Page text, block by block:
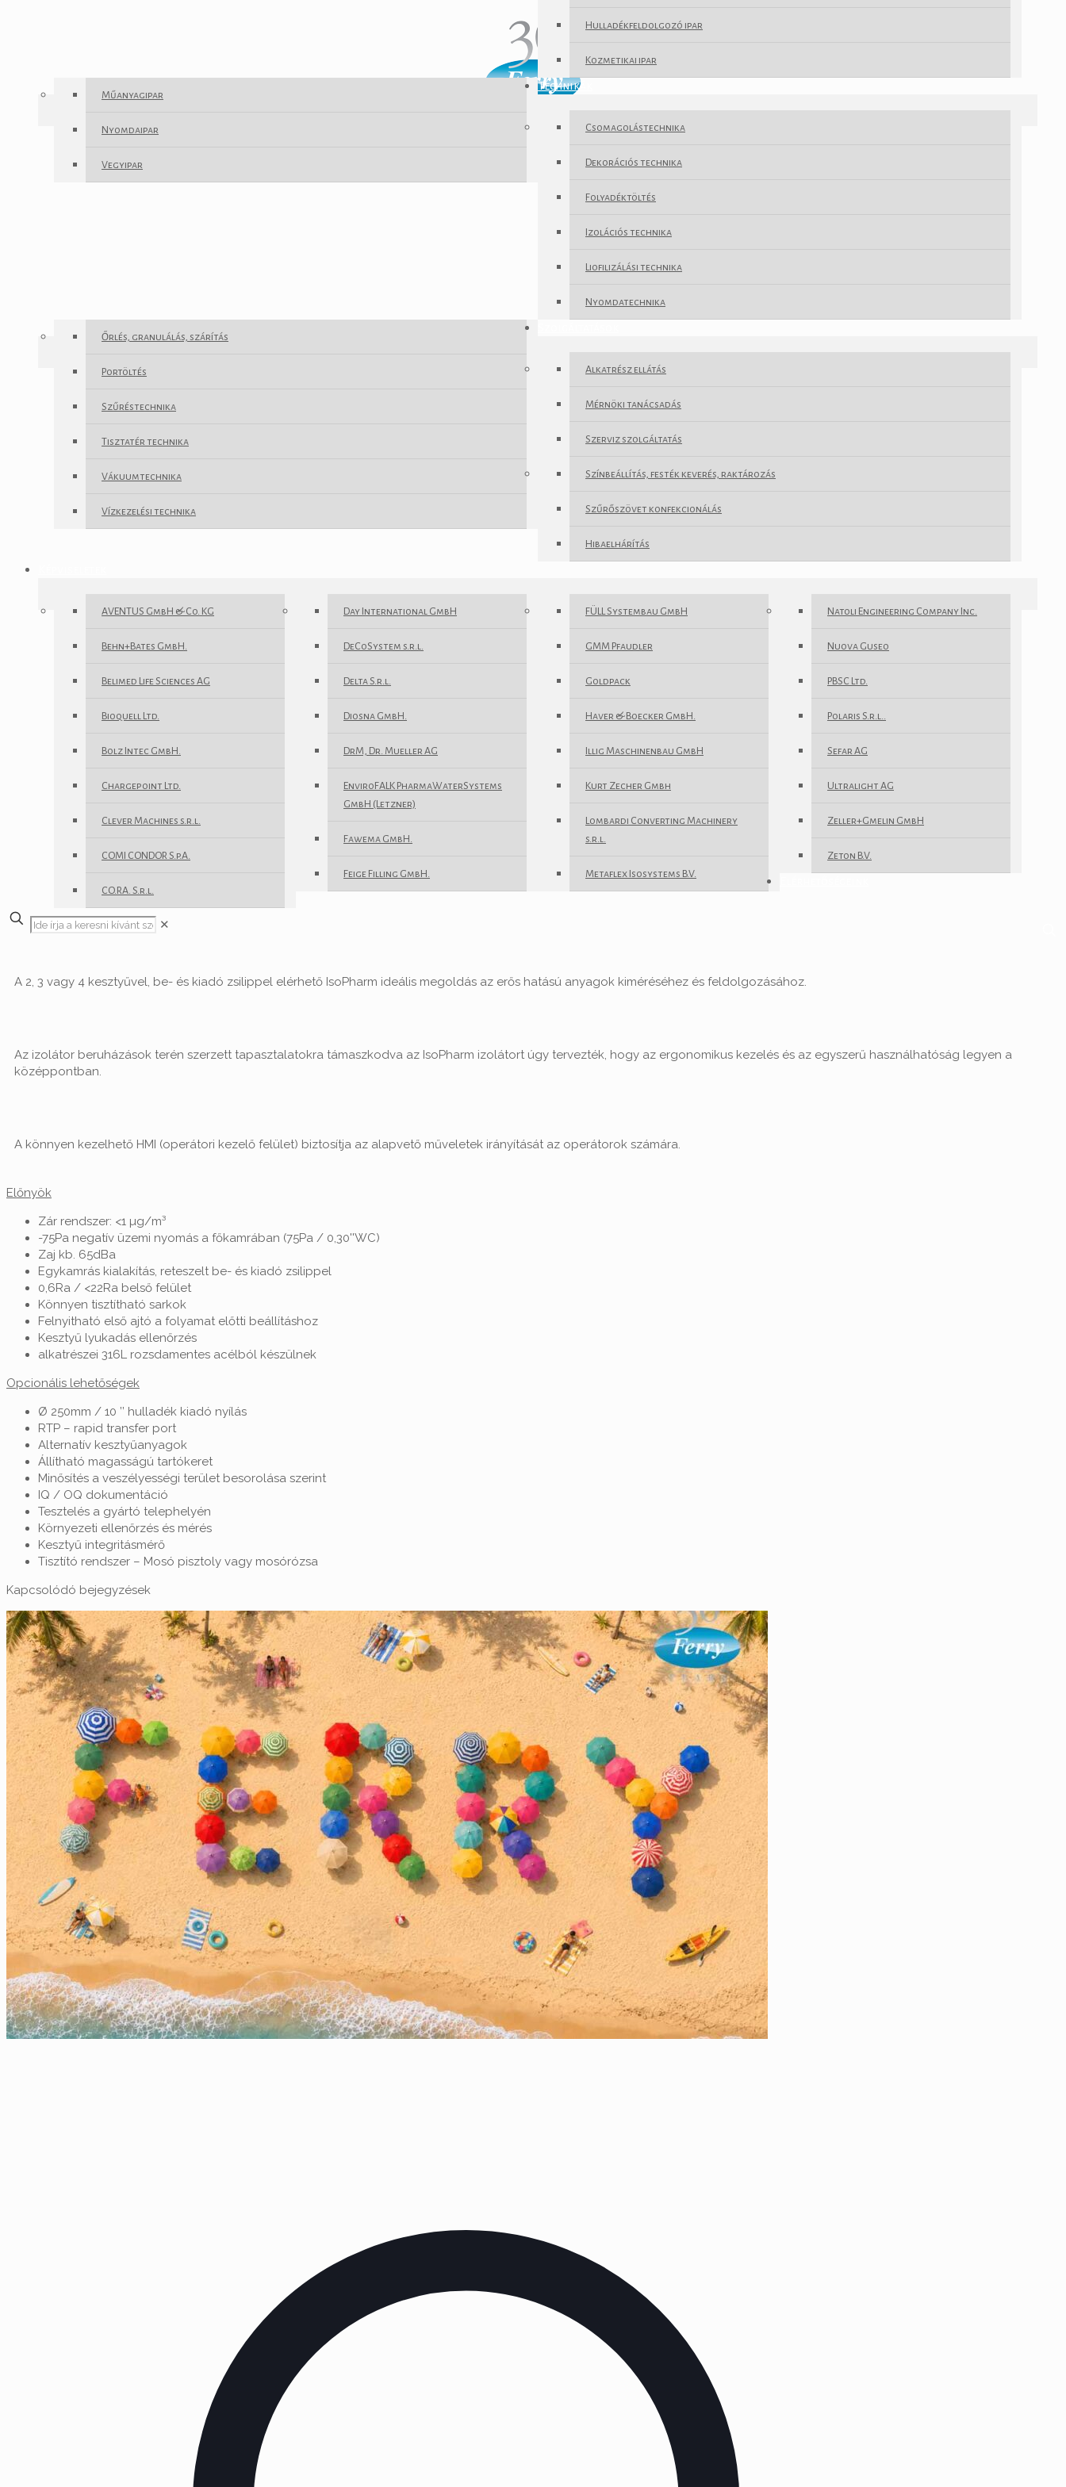
Hulladékfeldolgozó ipar
Kozmetikai ipar
Műanyagipar
Nyomdaipar
Vegyipar
Technikák
Csomagolástechnika
Dekorációs technika
Folyadéktöltés
Izolációs technika
Liofilizálási technika
Nyomdatechnika
Őrlés, granulálás, szárítás
Portöltés
Szűréstechnika
Tisztatér technika
Vákuumtechnika
Vízkezelési technika
Alkatrész ellátás
Mérnöki tanácsadás
Szerviz szolgáltatás
Színbeállítás, festék keverés, raktározás
Szűrőszövet konfekcionálás
Hibaelhárítás
AVENTUS GmbH & Co. KG
Behn+Bates GmbH.
Belimed Life Sciences AG
Bioquell Ltd.
Bolz Intec GmbH.
Chargepoint Ltd.
Clever Machines s.r.l.
COMI CONDOR S.p.A.
CO.RA. S.r.l.
Day International GmbH
DeCoSystem s.r.l.
Delta S.r.l.
Diosna GmbH.
DrM, Dr. Mueller AG
EnviroFALK PharmaWaterSystems
GmbH (Letzner)
Fawema GmbH.
Feige Filling GmbH.
FÜLL Systembau GmbH
GMM Pfaudler
Goldpack
Haver & Boecker GmbH.
Illig Maschinenbau GmbH
Kurt Zecher Gmbh
Lombardi Converting Machinery
s.r.l.
Metaflex Isosystems B.V.
Natoli Engineering Company Inc.
Nuova Guseo
PBSC Ltd.
Polaris S.r.l..
Sefar AG
Ultralight AG
Zeller+Gmelin GmbH
Zeton B.V.
✕
A 2, 3 vagy 4 kesztyűvel, be- és kiadó zsilippel elérhető IsoPharm ideális megoldás az erős hatású anyagok kiméréséhez és feldolgozásához.
Az izolátor beruházások terén szerzett tapasztalatokra támaszkodva az IsoPharm izolátort úgy tervezték, hogy az ergonomikus kezelés és az egyszerű használhatóság legyen a
középpontban.
A könnyen kezelhető HMI (operátori kezelő felület) biztosítja az alapvető műveletek irányítását az operátorok számára.
Előnyök
Zár rendszer: <1 µg/m³
-75Pa negatív üzemi nyomás a főkamrában (75Pa / 0,30''WC)
Zaj kb. 65dBa
Egykamrás kialakítás, reteszelt be- és kiadó zsilippel
0,6Ra / <22Ra belső felület
Könnyen tisztítható sarkok
Felnyitható első ajtó a folyamat előtti beállításhoz
Kesztyű lyukadás ellenőrzés
alkatrészei 316L rozsdamentes acélból készülnek
Opcionális lehetőségek
Ø 250mm / 10 ’’ hulladék kiadó nyílás
RTP – rapid transfer port
Alternatív kesztyűanyagok
Állítható magasságú tartókeret
Minősítés a veszélyességi terület besorolása szerint
IQ / OQ dokumentáció
Tesztelés a gyártó telephelyén
Környezeti ellenőrzés és mérés
Kesztyű integritásmérő
Tisztító rendszer – Mosó pisztoly vagy mosórózsa
Kapcsolódó bejegyzések